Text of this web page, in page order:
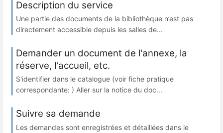
Description du service
Une partie des documents de la bibliothèque n’est pas
directement accessible depuis les salles de...
Demander un document de l'annexe, la
réserve, l'accueil, etc.
S'identifier dans le catalogue (voir fiche pratique
correspondante: ) Aller sur la notice du doc...
Suivre sa demande
Les demandes sont enregistrées et détaillées dans le